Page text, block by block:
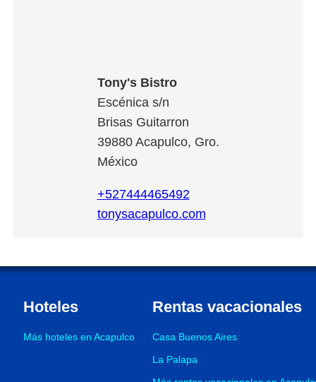
Tony's Bistro
Escénica s/n
Brisas Guitarron
39880 Acapulco, Gro.
México
+527444465492
tonysacapulco.com
Hoteles
Más hoteles en Acapulco
Rentas vacacionales
Casa Buenos Aires
La Palapa